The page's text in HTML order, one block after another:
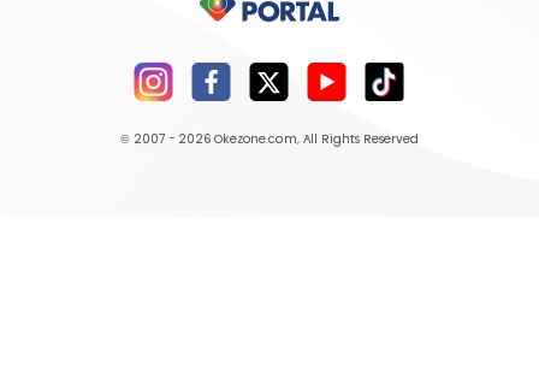
© 2007 - 2026 Okezone.com, All Rights Reserved